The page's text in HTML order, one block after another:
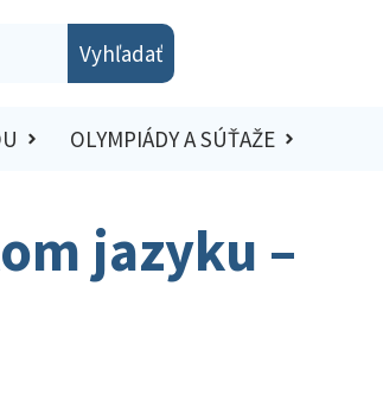
Vyhľadať
OLYMPIÁDY A SÚŤAŽE
jazyku –